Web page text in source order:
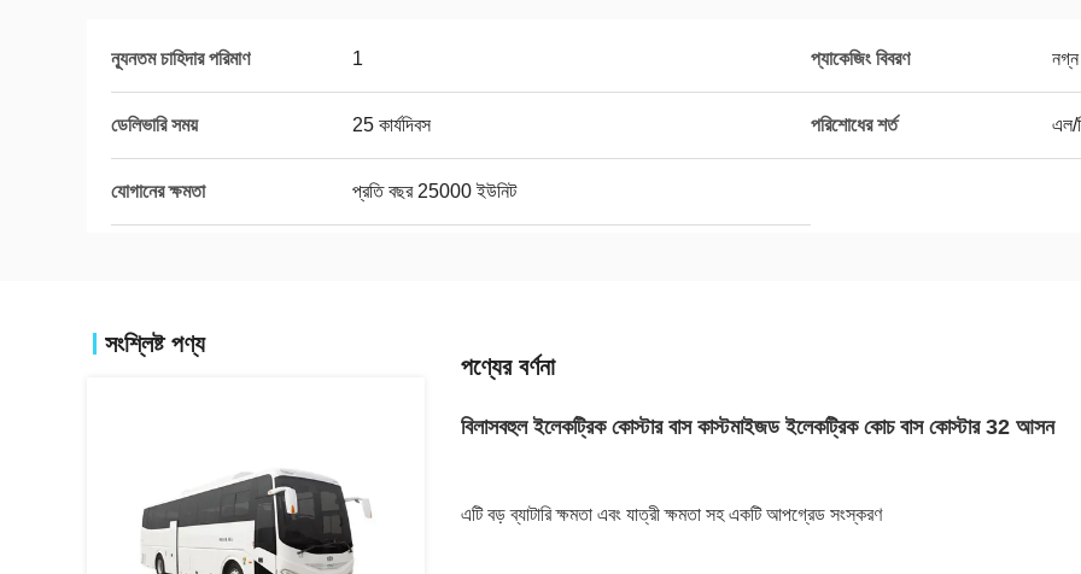
ন্যূনতম চাহিদার পরিমাণ 1 প্যাকেজিং বিবরণ নগ্ন
ডেলিভারি সময় 25 কার্যদিবস পরিশোধের শর্ত এল/
যোগানের ক্ষমতা প্রতি বছর 25000 ইউনিট
সংশ্লিষ্ট পণ্য
পণ্যের বর্ণনা
বিলাসবহুল ইলেকট্রিক কোস্টার বাস কাস্টমাইজড ইলেকট্রিক কোচ বাস কোস্টার 32 আসন
এটি বড় ব্যাটারি ক্ষমতা এবং যাত্রী ক্ষমতা সহ একটি আপগ্রেড সংস্করণ